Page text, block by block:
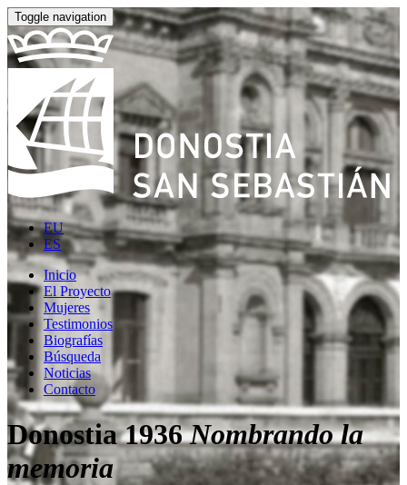
Toggle navigation
EU
ES
Inicio
El Proyecto
Mujeres
Testimonios
Biografías
Búsqueda
Noticias
Contacto
Donostia 1936Nombrando la
memoria